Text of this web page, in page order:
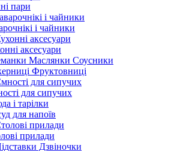
пари
і чайники
аксесуари
Маслянки Соусники
Фруктовниці
для сипучих
і тарілки
для напоїв
прилади